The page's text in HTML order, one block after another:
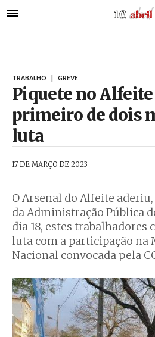
para
TRABALHO GREVE
Piquete no Alfeite
primeiro de dois
luta
17 DE MARÇO DE 2023
O Arsenal do Alfeite
da Administração Pública
dia 18, estes trabalhadores
luta com a participação na
Nacional convocada pela